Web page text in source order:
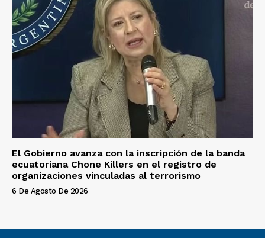
El Gobierno avanza con la inscripción de la banda
ecuatoriana Chone Killers en el registro de
organizaciones vinculadas al terrorismo
6 De Agosto De 2026